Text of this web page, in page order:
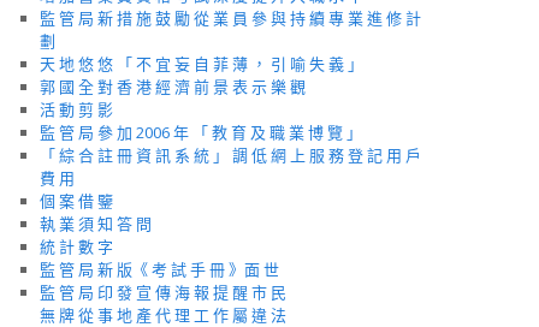
監 管 局 新 措 施 鼓 勵 從 業 員 參 與 持 續 專 業 進 修 計
劃
天 地 悠 悠 「 不 宜 妄 自 菲 薄 ， 引 喻 失 義 」
郭 國 全 對 香 港 經 濟 前 景 表 示 樂 觀
活 動 剪 影
監 管 局 參 加 2006 年 「 教 育 及 職 業 博 覽 」
「 綜 合 註 冊 資 訊 系 統 」 調 低 網 上 服 務 登 記 用 戶
費 用
個 案 借 鑒
執 業 須 知 答 問
統 計 數 字
監 管 局 新 版《 考 試 手 冊 》面 世
監 管 局 印 發 宣 傳 海 報 提 醒 市 民
無 牌 從 事 地 產 代 理 工 作 屬 違 法